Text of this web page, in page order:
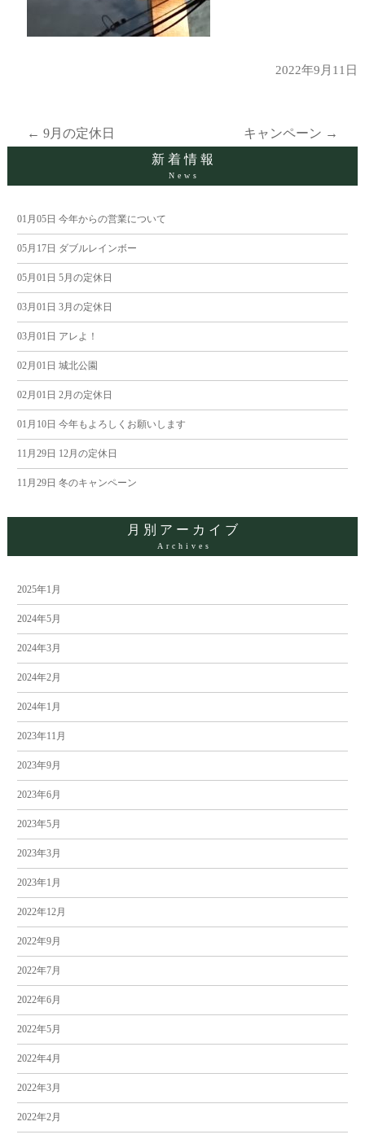
2022年9月11日
投
ナ
ビ
ゲ
ー
シ
ョ
ン
← 9月の定休日 キャンペーン →
新着情報
News
01月05日 今年からの営業について
05月17日 ダブルレインボー
05月01日 5月の定休日
03月01日 3月の定休日
03月01日 アレよ！
02月01日 城北公園
02月01日 2月の定休日
01月10日 今年もよろしくお願いします
11月29日 12月の定休日
11月29日 冬のキャンペーン
月別アーカイブ
Archives
2025年1月
2024年5月
2024年3月
2024年2月
2024年1月
2023年11月
2023年9月
2023年6月
2023年5月
2023年3月
2023年1月
2022年12月
2022年9月
2022年7月
2022年6月
2022年5月
2022年4月
2022年3月
2022年2月